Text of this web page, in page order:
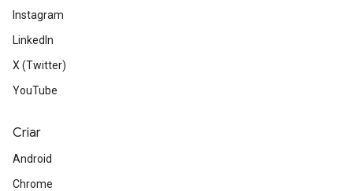
Instagram
LinkedIn
X (Twitter)
YouTube
Criar
Android
Chrome